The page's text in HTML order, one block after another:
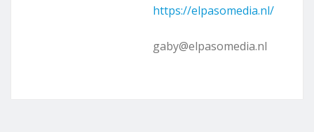
https://elpasomedia.nl/
gaby@elpasomedia.nl